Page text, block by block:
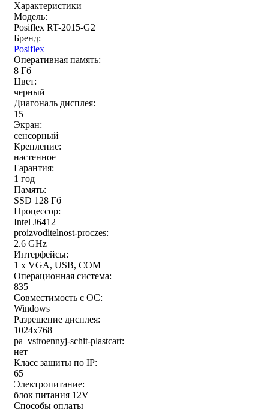
Характеристики
Модель:
Posiflex RT-2015-G2
Бренд:
Posiflex
Оперативная память:
8 Гб
Цвет:
черный
Диагональ дисплея:
15
Экран:
сенсорный
Крепление:
настенное
Гарантия:
1 год
Память:
SSD 128 Гб
Процессор:
Intel J6412
proizvoditelnost-proczes:
2.6 GHz
Интерфейсы:
1 x VGA, USB, COM
Операционная система:
835
Совместимость с ОС:
Windows
Разрешение дисплея:
1024x768
pa_vstroennyj-schit-plastcart:
нет
Класс защиты по IP:
65
Электропитание:
блок питания 12V
Способы оплаты